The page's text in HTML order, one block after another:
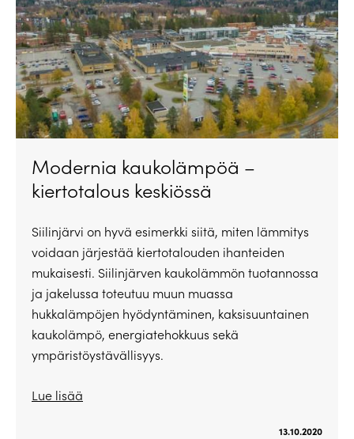
Modernia kaukolämpöä –
kiertotalous keskiössä
Siilinjärvi on hyvä esimerkki siitä, miten lämmitys
voidaan järjestää kiertotalouden ihanteiden
mukaisesti. Siilinjärven kaukolämmön tuotannossa
ja jakelussa toteutuu muun muassa
hukkalämpöjen hyödyntäminen, kaksisuuntainen
kaukolämpö, energiatehokkuus sekä
ympäristöystävällisyys.
Lue lisää
13.10.2020